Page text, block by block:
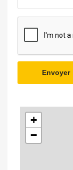
Envoyer
+
−